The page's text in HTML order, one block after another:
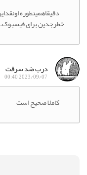
دقیقاهمینطوره
خطرجدین برای
درب ضد سرقت
2023/09/07 00:40
کاملا صحیح است